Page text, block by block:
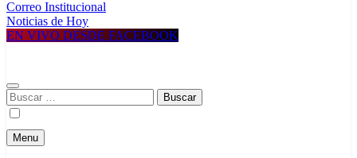
MUNICIPALIDAD DISTRITAL DE UCHUMAYO
Construyendo una nueva Historia
Correo Institucional
Noticias de Hoy
EN VIVO DESDE FACEBOOK
Buscar:
Menu